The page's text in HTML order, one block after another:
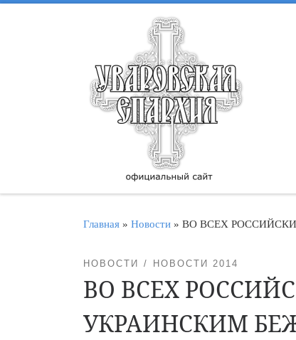
Главная » Новости » ВО ВСЕХ
НОВОСТИ НОВОСТИ 2014
ВО ВСЕХ
УКРАИНСКИМ